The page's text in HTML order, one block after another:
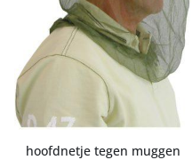
hoofdnetje tegen muggen